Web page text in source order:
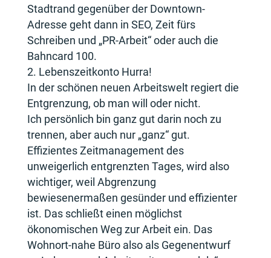
Stadtrand gegenüber der Downtown-
Adresse geht dann in SEO, Zeit fürs
Schreiben und „PR-Arbeit“ oder auch die
Bahncard 100.
Lebenszeitkonto Hurra!
In der schönen neuen Arbeitswelt regiert die
Entgrenzung, ob man will oder nicht.
Ich persönlich bin ganz gut darin noch zu
trennen, aber auch nur „ganz“ gut.
Effizientes Zeitmanagement des
unweigerlich entgrenzten Tages, wird also
wichtiger, weil Abgrenzung
bewiesenermaßen gesünder und effizienter
ist. Das schließt einen möglichst
ökonomischen Weg zur Arbeit ein. Das
Wohnort-nahe Büro also als Gegenentwurf